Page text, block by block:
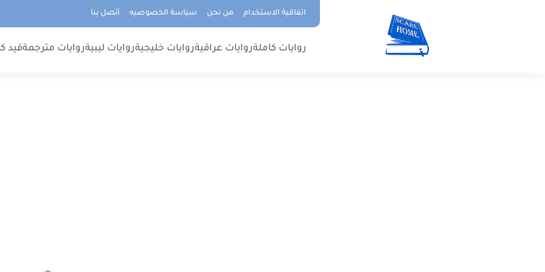
اتفاقية الاستخدام من نحن سياسة الخصوصيه أتصل بنا
روايات كاملةروايات عراقيةروايات خليجيةروايات ليبيةروايات مترجمةقيد